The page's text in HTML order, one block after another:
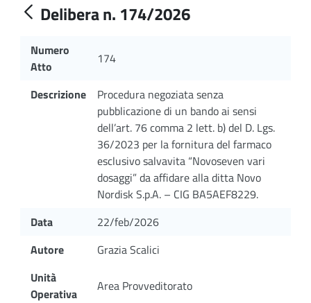
Delibera n. 174/2026
Numero
Atto
174
Descrizione
Procedura negoziata senza
pubblicazione di un bando ai sensi
dell’art. 76 comma 2 lett. b) del D. Lgs.
36/2023 per la fornitura del farmaco
esclusivo salvavita “Novoseven vari
dosaggi” da affidare alla ditta Novo
Nordisk S.p.A. – CIG BA5AEF8229.
Data
22/feb/2026
Autore
Grazia Scalici
Unità
Operativa
Area Provveditorato